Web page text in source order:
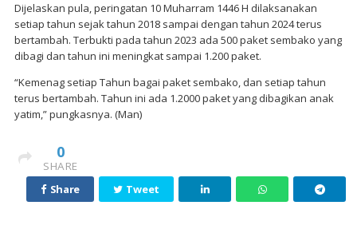
Dijelaskan pula, peringatan 10 Muharram 1446 H dilaksanakan
setiap tahun sejak tahun 2018 sampai dengan tahun 2024 terus
bertambah. Terbukti pada tahun 2023 ada 500 paket sembako yang
dibagi dan tahun ini meningkat sampai 1.200 paket.
“Kemenag setiap Tahun bagai paket sembako, dan setiap tahun
terus bertambah. Tahun ini ada 1.2000 paket yang dibagikan anak
yatim,” pungkasnya. (Man)
0
SHARE
Share
Tweet